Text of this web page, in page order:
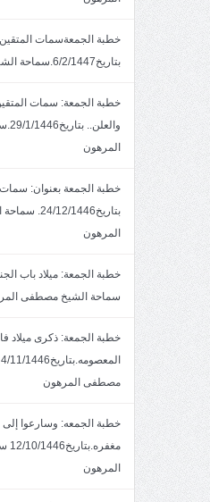
بتاريخ6/2/1447.سماحة الشيخ مصطفى المرهون
المرهون
بتاريخ24/12/
المرهون
سماحة الشيخ مصطفى
خطبة الجمعة: ذكرى ميلاد
مصطفى المرهون
خطبة الجمعه: وسارعوا إلى
المرهون